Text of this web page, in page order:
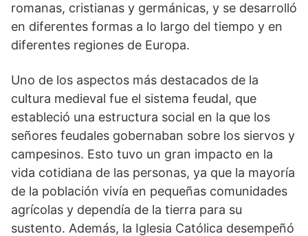
romanas, cristianas y germánicas, y se desarrolló
en diferentes formas a​ lo ⁤largo del tiempo y en
⁣diferentes⁣ regiones de Europa.
Uno de los aspectos más destacados ⁣de la
cultura medieval fue el sistema feudal,‍ que
estableció una estructura social en la que los
señores feudales gobernaban sobre los siervos y
campesinos. Esto tuvo un gran impacto en la
vida cotidiana de las personas, ya que la mayoría
de la población vivía en pequeñas comunidades
agrícolas y dependía de la tierra para su
sustento. Además, ⁢la Iglesia Católica desempeñó